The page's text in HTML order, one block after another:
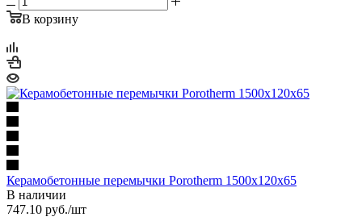
В корзину
Керамобетонные перемычки Porotherm 1500x120x65
В наличии
747.10 руб./шт